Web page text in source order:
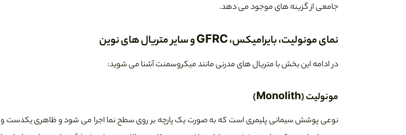
جامعی از گزینه های موجود می دهد.
نمای مونولیت، بایرامیکس، GFRC و سایر متریال های نوین
در ادامه این بخش با متریال های مدرنی مانند میکروسمنت آشنا می شوید:
مونولیت (Monolith)
نوعی پوشش سیمانی پلیمری است که به صورت یک پارچه بر روی سطح نما اجرا می شود و ظاهری یکدست و